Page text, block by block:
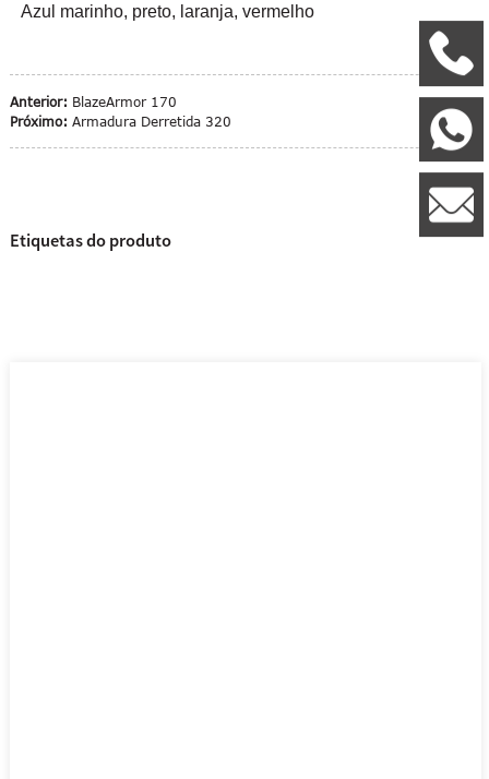
Azul marinho, preto, laranja, vermelho
Anterior: BlazeArmor 170
Próximo: Armadura Derretida 320
Etiquetas do produto